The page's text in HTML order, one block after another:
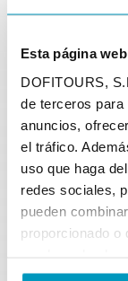
Esta página
DOFITOURS,
de terceros para
anuncios,
el tráfico.
uso que haga
redes sociales,
pueden
proporcionado o
Sta. Cristina
Fenals
Lloret de Mar
Cala
Tossa de
Sta. Cristina
Fenals
Lloret de Mar
Cala
Tossa de Mar
Calella